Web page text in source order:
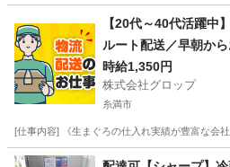
赤嶺駅 季節、空調家電
【20代～40代活躍中
ルート配送／早朝か
2日／時給1,350円＋
時給1,350円
株式会社グロップ
糸満市
[仕事内容] 《生まぐろの仕入れ実績が豊富な会
沖縄 糸満市 ドライバー